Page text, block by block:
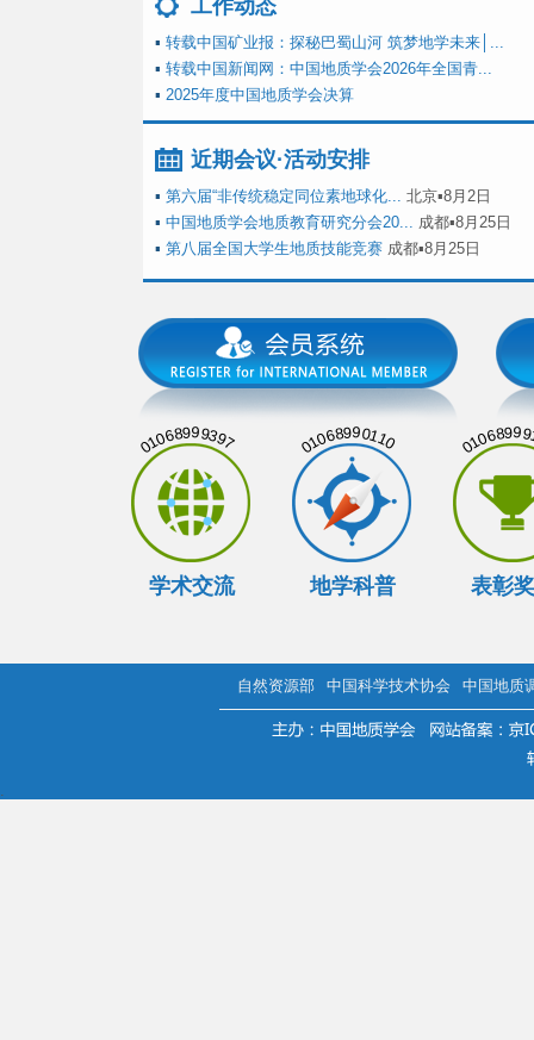
工作动态
▪ 转载中国矿业报：探秘巴蜀山河 筑梦地学未来│...
▪ 转载中国新闻网：中国地质学会2026年全国青...
▪ 2025年度中国地质学会决算
近期会议·活动安排
▪ 第六届“非传统稳定同位素地球化... 北京▪8月2日
▪ 中国地质学会地质教育研究分会20... 成都▪8月25日
▪ 第八届全国大学生地质技能竞赛 成都▪8月25日
01068999397
学术交流
01068990110
地学科普 表彰
自然资源部 中国科学技术协会 中国地质
.